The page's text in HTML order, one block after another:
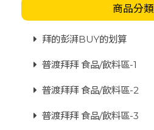
商品分類
拜的彭湃BUY的划算
普渡拜拜 食品/飲料區-1
普渡拜拜 食品/飲料區-2
普渡拜拜 食品/飲料區-3